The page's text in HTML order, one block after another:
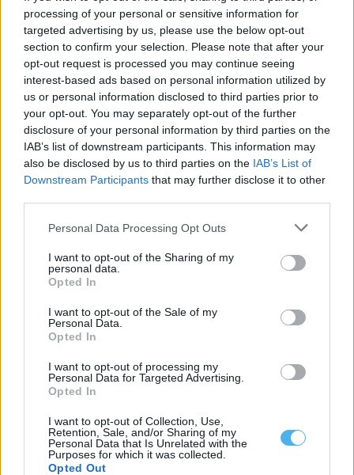
processing of your personal or sensitive information for
targeted advertising by us, please use the below opt-out
section to confirm your selection. Please note that after your
opt-out request is processed you may continue seeing
interest-based ads based on personal information utilized by
us or personal information disclosed to third parties prior to
your opt-out. You may separately opt-out of the further
disclosure of your personal information by third parties on the
IAB’s list of downstream participants. This information may
also be disclosed by us to third parties on the IAB’s List of
Downstream Participants that may further disclose it to other
Personal Data Processing Opt Outs
I want to opt-out of the Sharing of my
personal data.
Opted In
I want to opt-out of the Sale of my
Personal Data.
Opted In
I want to opt-out of processing my
Personal Data for Targeted Advertising.
Opted In
I want to opt-out of Collection, Use,
Retention, Sale, and/or Sharing of my
Personal Data that Is Unrelated with the
Purposes for which it was collected.
Opted Out
6 Agosto, 2026 - 11:21
Wine Destination Portugal reúne em Beja produtores nacionais
O Wine Destination Portugal regressa ao Alentejo, entre 16 e 20
de novembro, para...